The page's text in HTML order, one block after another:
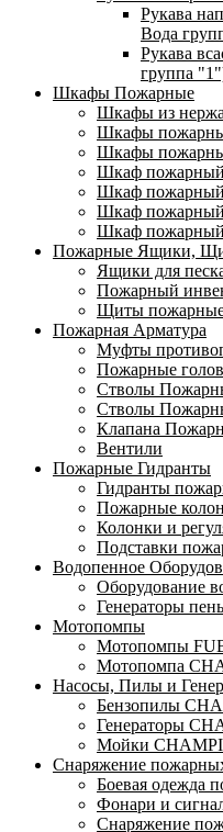
Рукава
Вода
Рукава
группа
Шкафы Пожарные
Шкафы из
Шкафы
Шкафы
Шкаф
Шкаф
Шкаф
Шкаф
Пожарные Ящики,
Ящики для
Пожарный
Щиты
Пожарная Арматура
Муфты
Пожарные
Стволы
Стволы
Клапана
Вентили
Пожарные Гидранты
Гидранты
Пожарные
Колонки и
Подставки
Водопенное
Оборудование
Генераторы
Мотопомпы
Мотопомпы
Мотопомпа
Насосы, Пилы и
Бензопилы
Генераторы
Мойки
Снаряжение
Боевая одежда
Фонари и
Снаряжение